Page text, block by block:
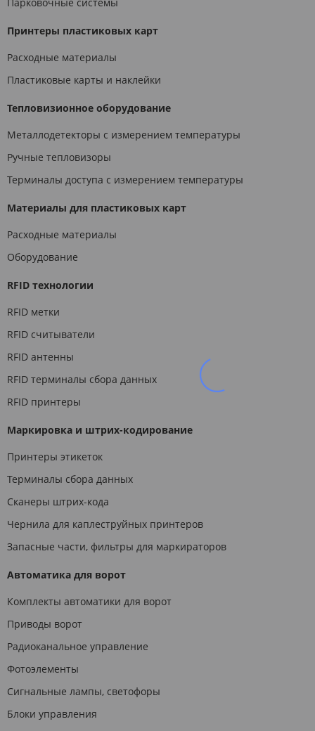
Принтеры пластиковых карт
Расходные материалы
Пластиковые карты и наклейки
Тепловизионное оборудование
Металлодетекторы с измерением температуры
Ручные тепловизоры
Терминалы доступа с измерением температуры
Материалы для пластиковых карт
Расходные материалы
Оборудование
RFID технологии
RFID метки
RFID считыватели
RFID антенны
RFID терминалы сбора данных
RFID принтеры
Маркировка и штрих-кодирование
Принтеры этикеток
Терминалы сбора данных
Сканеры штрих-кода
Чернила для каплеструйных принтеров
Запасные части, фильтры для маркираторов
Автоматика для ворот
Комплекты автоматики для ворот
Приводы ворот
Радиоканальное управление
Фотоэлементы
Сигнальные лампы, светофоры
Блоки управления